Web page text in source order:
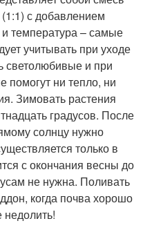
с добавлением
температура – самые
учитывать при уходе
светолюбивые и при
помогут ни тепло, ни
Зимовать растения
градусов. После
солнцу нужно
только в
с окончания весны до
не нужна. Поливать
когда почва хорошо